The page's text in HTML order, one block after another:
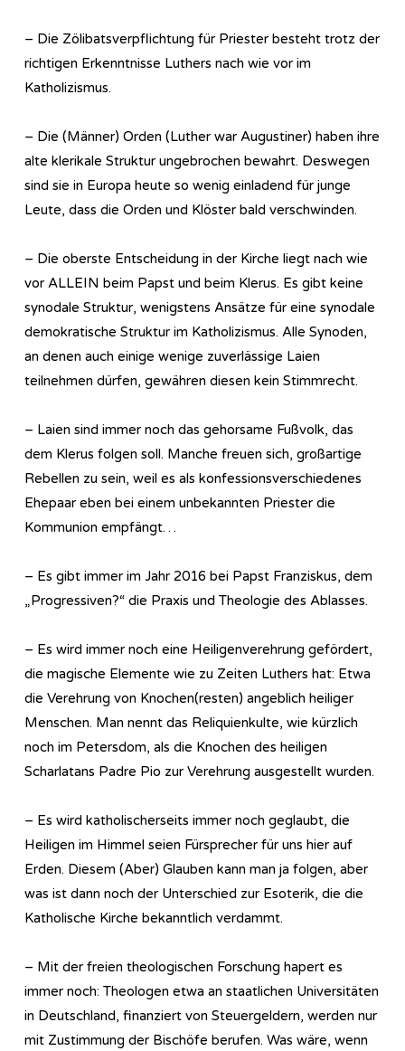
– Die Zölibatsverpflichtung für Priester besteht trotz der
richtigen Erkenntnisse Luthers nach wie vor im
Katholizismus.
– Die (Männer) Orden (Luther war Augustiner) haben ihre
alte klerikale Struktur ungebrochen bewahrt. Deswegen
sind sie in Europa heute so wenig einladend für junge
Leute, dass die Orden und Klöster bald verschwinden.
– Die oberste Entscheidung in der Kirche liegt nach wie
vor ALLEIN beim Papst und beim Klerus. Es gibt keine
synodale Struktur, wenigstens Ansätze für eine synodale
demokratische Struktur im Katholizismus. Alle Synoden,
an denen auch einige wenige zuverlässige Laien
teilnehmen dürfen, gewähren diesen kein Stimmrecht.
– Laien sind immer noch das gehorsame Fußvolk, das
dem Klerus folgen soll. Manche freuen sich, großartige
Rebellen zu sein, weil es als konfessionsverschiedenes
Ehepaar eben bei einem unbekannten Priester die
Kommunion empfängt…
– Es gibt immer im Jahr 2016 bei Papst Franziskus, dem
„Progressiven?“ die Praxis und Theologie des Ablasses.
– Es wird immer noch eine Heiligenverehrung gefördert,
die magische Elemente wie zu Zeiten Luthers hat: Etwa
die Verehrung von Knochen(resten) angeblich heiliger
Menschen. Man nennt das Reliquienkulte, wie kürzlich
noch im Petersdom, als die Knochen des heiligen
Scharlatans Padre Pio zur Verehrung ausgestellt wurden.
– Es wird katholischerseits immer noch geglaubt, die
Heiligen im Himmel seien Fürsprecher für uns hier auf
Erden. Diesem (Aber) Glauben kann man ja folgen, aber
was ist dann noch der Unterschied zur Esoterik, die die
Katholische Kirche bekanntlich verdammt.
– Mit der freien theologischen Forschung hapert es
immer noch: Theologen etwa an staatlichen Universitäten
in Deutschland, finanziert von Steuergeldern, werden nur
mit Zustimmung der Bischöfe berufen. Was wäre, wenn